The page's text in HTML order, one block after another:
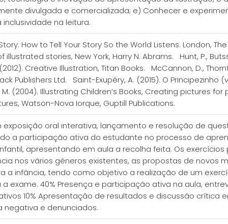
divulgada e comercializada; e) Conhecer e
na leitura.
How to Tell Your Story So the World Listens. London,
stories, New York, Harry N. Abrams. Hunt, P.,
Creative Illustration, Titan Books. McCannon, D.,
Publishers Ltd. Saint-Exupéry, A. (2015). O
(2004). Illustrating Children’s Books, Creating pictures
Watson-Nova Iorque, Guptill Publications.
exposição oral interativa, lançamento e resolução de
a participação ativa do estudante no processo de
apresentando em aula a recolha feita. Os
nos vários géneros existentes, as propostas de novos
a infância, tendo como objetivo a realização de um
exame. 40% Presença e participação ativa na aula,
10% Apresentação de resultados e discussão crítica
negativa e denunciados.